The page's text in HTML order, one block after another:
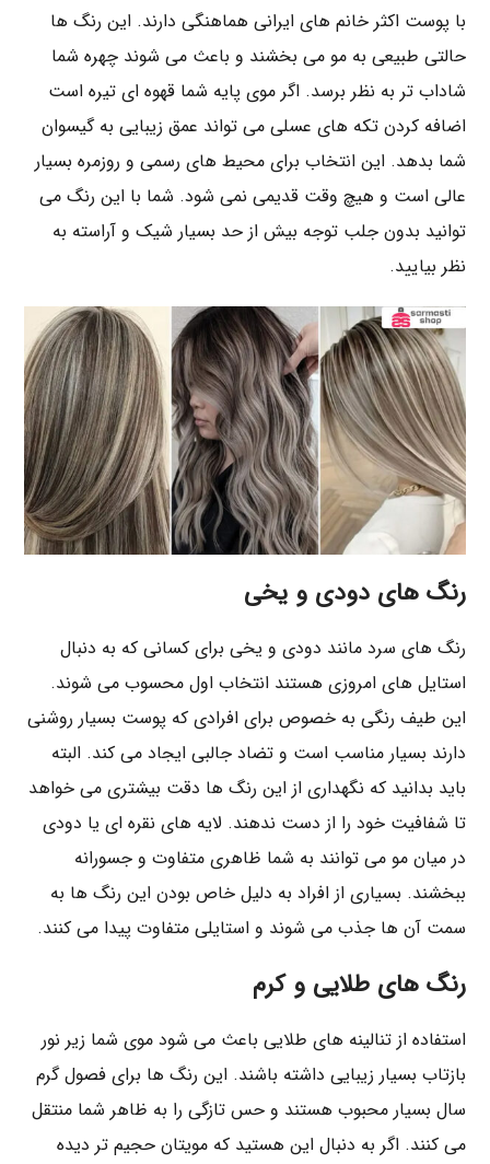
با پوست اکثر خانم های ایرانی هماهنگی دارند. این رنگ ها
حالتی طبیعی به مو می بخشند و باعث می شوند چهره شما
شاداب تر به نظر برسد. اگر موی پایه شما قهوه ای تیره است
اضافه کردن تکه های عسلی می تواند عمق زیبایی به گیسوان
شما بدهد. این انتخاب برای محیط های رسمی و روزمره بسیار
عالی است و هیچ وقت قدیمی نمی شود. شما با این رنگ می
توانید بدون جلب توجه بیش از حد بسیار شیک و آراسته به
نظر بیایید.
رنگ های دودی و یخی
رنگ های سرد مانند دودی و یخی برای کسانی که به دنبال
استایل های امروزی هستند انتخاب اول محسوب می شوند.
این طیف رنگی به خصوص برای افرادی که پوست بسیار روشنی
دارند بسیار مناسب است و تضاد جالبی ایجاد می کند. البته
باید بدانید که نگهداری از این رنگ ها دقت بیشتری می خواهد
تا شفافیت خود را از دست ندهند. لایه های نقره ای یا دودی
در میان مو می توانند به شما ظاهری متفاوت و جسورانه
ببخشند. بسیاری از افراد به دلیل خاص بودن این رنگ ها به
سمت آن ها جذب می شوند و استایلی متفاوت پیدا می کنند.
رنگ های طلایی و کرم
استفاده از تنالینه های طلایی باعث می شود موی شما زیر نور
بازتاب بسیار زیبایی داشته باشند. این رنگ ها برای فصول گرم
سال بسیار محبوب هستند و حس تازگی را به ظاهر شما منتقل
می کنند. اگر به دنبال این هستید که مویتان حجیم تر دیده